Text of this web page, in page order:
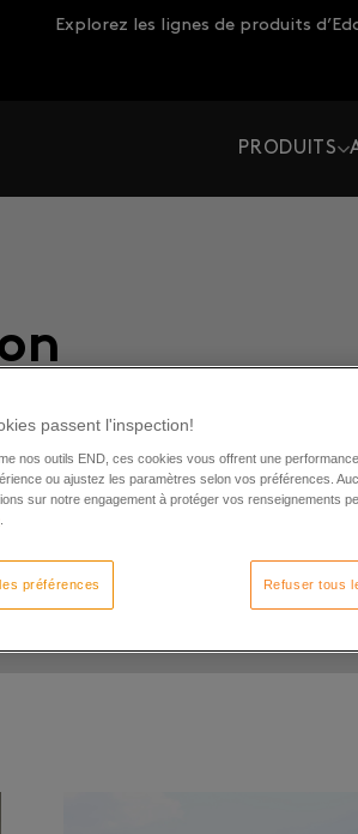
Explorez les lignes de produits
PRODUITS
passent l'inspection!
nos outils END, ces cookies vous offrent une
ou ajustez les paramètres selon vos préférences.
sur notre engagement à protéger vos renseignements
préférences Refuser tous